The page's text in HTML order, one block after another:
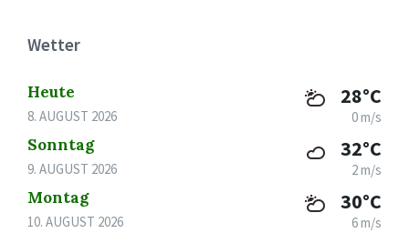
Wetter
Heute
8. AUGUST 2026
28°C
0 m/s
Sonntag
9. AUGUST 2026
32°C
2 m/s
Montag
10. AUGUST 2026
30°C
6 m/s